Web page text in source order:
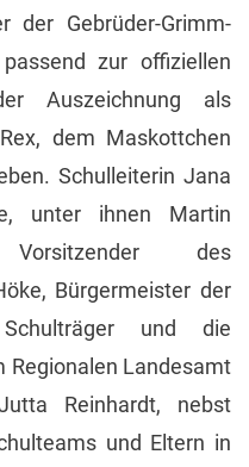
der Gebrüder-Grimm-
zur offiziellen
Auszeichnung als
dem Maskottchen
Schulleiterin Jana
unter ihnen Martin
des
Bürgermeister der
und die
Regionalen Landesamt
Reinhardt, nebst
und Eltern in